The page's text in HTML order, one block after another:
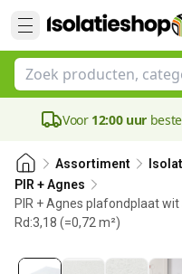
Voor 12:00 uur
Assortiment
PIR + Agnes
PIR + Agnes plafondplaat
Rd:3,18 (=0,72 m²)